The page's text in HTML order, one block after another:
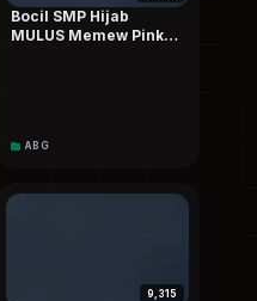
Bocil SMP Hijab
MULUS Memew Pink
ABG
9,315